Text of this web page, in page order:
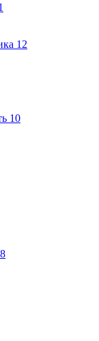
12
10
8